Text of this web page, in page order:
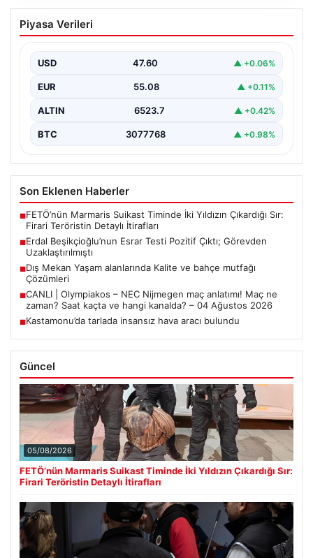
Erdal Beşikçioğlu’nun Esrar Testi Pozitif
Çıktı; Görevden Uzaklaştırılmıştı
rüşvet operasyonu kapsamında tutuklanan Belediye
Başkanı Erdal Beşikçioğlu’nun…
Piyasa Verileri
USD 47.60 ▲ +0.06%
EUR 55.08 ▲ +0.11%
ALTIN 6523.7 ▲ +0.42%
BTC 3077768 ▲ +0.98%
Son Eklenen Haberler
■FETÖ’nün Marmaris Suikast Timinde İki Yıldızın Çıkardığı Sır:
Firari Teröristin Detaylı İtirafları
■Erdal Beşikçioğlu’nun Esrar Testi Pozitif Çıktı; Görevden
Uzaklaştırılmıştı
■Dış Mekan Yaşam alanlarında Kalite ve bahçe mutfağı
Çözümleri
■CANLI | Olympiakos – NEC Nijmegen maç anlatımı! Maç ne
zaman? Saat kaçta ve hangi kanalda? – 04 Ağustos 2026
■Kastamonu’da tarlada insansız hava aracı bulundu
Güncel
05/08/2026
FETÖ’nün Marmaris Suikast Timinde İki Yıldızın Çıkardığı Sır:
Firari Teröristin Detaylı İtirafları